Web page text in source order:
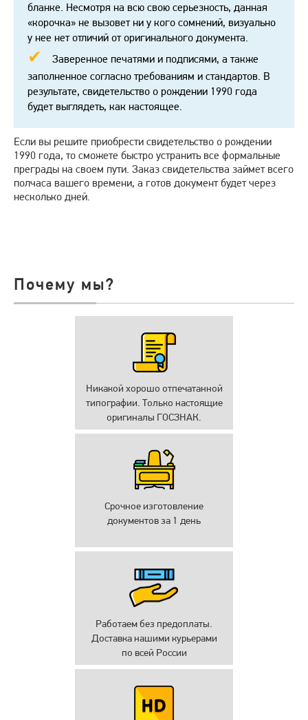
бланке. Несмотря на всю свою серьезность, данная
«корочка» не вызовет ни у кого сомнений, визуально
у нее нет отличий от оригинального документа.
Заверенное печатями и подписями, а также
заполненное согласно требованиям и стандартов. В
результате, свидетельство о рождении 1990 года
будет выглядеть, как настоящее.
Если вы решите приобрести свидетельство о рождении
1990 года, то сможете быстро устранить все формальные
преграды на своем пути. Заказ свидетельства займет всего
полчаса вашего времени, а готов документ будет через
несколько дней.
Почему мы?
Никакой хорошо отпечатанной
типографии. Только настоящие
оригиналы ГОСЗНАК.
Срочное изготовление
документов за 1 день
Работаем без предоплаты.
Доставка нашими курьерами
по всей России